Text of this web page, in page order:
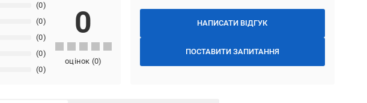
НАПИСАТИ ВІДГУК
ПОСТАВИТИ ЗАПИТАННЯ
(0)
(0)
(0)
(0)
(0)
0
оцінок (0)